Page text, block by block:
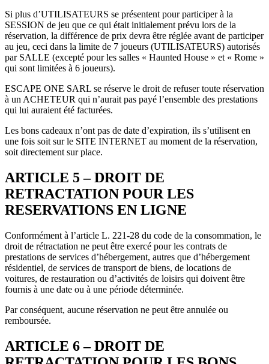
Si plus d’UTILISATEURS se présentent pour participer à la
SESSION de jeu que ce qui était initialement prévu lors de la
réservation, la différence de prix devra être réglée avant de participer
au jeu, ceci dans la limite de 7 joueurs (UTILISATEURS) autorisés
par SALLE (excepté pour les salles « Haunted House » et « Rome »
qui sont limitées à 6 joueurs).
ESCAPE ONE SARL se réserve le droit de refuser toute réservation
à un ACHETEUR qui n’aurait pas payé l’ensemble des prestations
qui lui auraient été facturées.
Les bons cadeaux n’ont pas de date d’expiration, ils s’utilisent en
une fois soit sur le SITE INTERNET au moment de la réservation,
soit directement sur place.
ARTICLE 5 – DROIT DE
RETRACTATION POUR LES
RESERVATIONS EN LIGNE
Conformément à l’article L. 221-28 du code de la consommation, le
droit de rétractation ne peut être exercé pour les contrats de
prestations de services d’hébergement, autres que d’hébergement
résidentiel, de services de transport de biens, de locations de
voitures, de restauration ou d’activités de loisirs qui doivent être
fournis à une date ou à une période déterminée.
Par conséquent, aucune réservation ne peut être annulée ou
remboursée.
ARTICLE 6 – DROIT DE